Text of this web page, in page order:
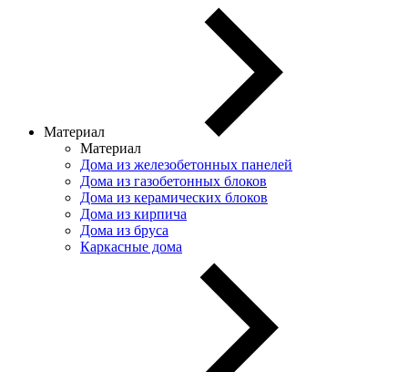
Материал
Материал
Дома из железобетонных панелей
Дома из газобетонных блоков
Дома из керамических блоков
Дома из кирпича
Дома из бруса
Каркасные дома